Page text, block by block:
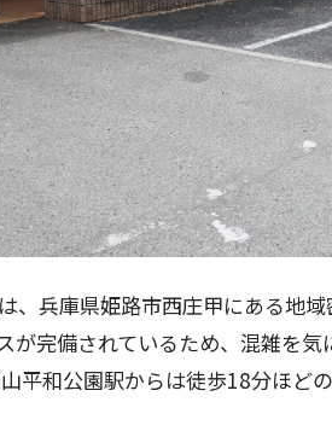
、兵庫県姫路市西庄甲にある地
が完備されているため、混雑を
平和公園駅からは徒歩18分ほど